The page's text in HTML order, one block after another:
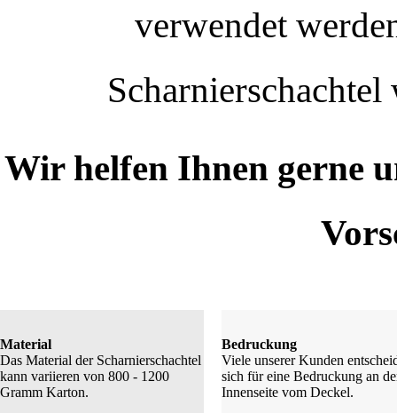
verwendet
Wir helfen Ihnen gerne
Material
Das Material der Scharnierschachtel
kann variieren von 800 - 1200
Gramm Karton.
Bedruckung
Viele unserer Kunden
sich für eine Bedruckung an
Innenseite vom Deckel.